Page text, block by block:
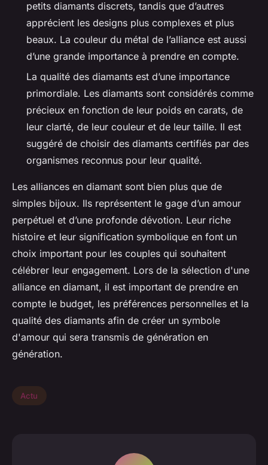
petits diamants discrets, tandis que d’autres
apprécient les designs plus complexes et plus
beaux. La couleur du métal de l’alliance est aussi
d’une grande importance à prendre en compte.
La qualité des diamants est d’une importance
primordiale. Les diamants sont considérés comme
précieux en fonction de leur poids en carats, de
leur clarté, de leur couleur et de leur taille. Il est
suggéré de choisir des diamants certifiés par des
organismes reconnus pour leur qualité.
Les alliances en diamant sont bien plus que de
simples bijoux. Ils représentent le gage d’un amour
perpétuel et d’une profonde dévotion. Leur riche
histoire et leur signification symbolique en font un
choix important pour les couples qui souhaitent
célébrer leur engagement. Lors de la sélection d'une
alliance en diamant, il est important de prendre en
compte le budget, les préférences personnelles et la
qualité des diamants afin de créer un symbole
d'amour qui sera transmis de génération en
génération.
Actu